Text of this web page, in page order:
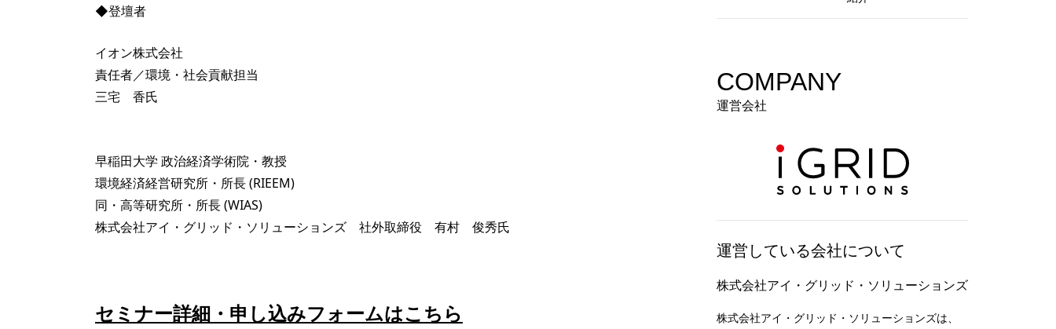
◆登壇者
イオン株式会社
責任者／環境・社会貢献担当
三宅 香氏
早稲田大学 政治経済学術院・教授
環境経済経営研究所・所長 (RIEEM)
同・高等研究所・所長 (WIAS)
株式会社アイ・グリッド・ソリューションズ 社外取締役 有村 俊秀氏
セミナー詳細・申し込みフォームはこちら
COMPANY
運営会社
運営している会社について
株式会社アイ・グリッド・ソリューションズ
株式会社アイ・グリッド・ソリューションズは、